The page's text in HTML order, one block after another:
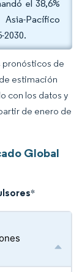
el 38,6%
Pacífico
2030.
pronósticos de
estimación
con los datos y
de enero de
Global
*